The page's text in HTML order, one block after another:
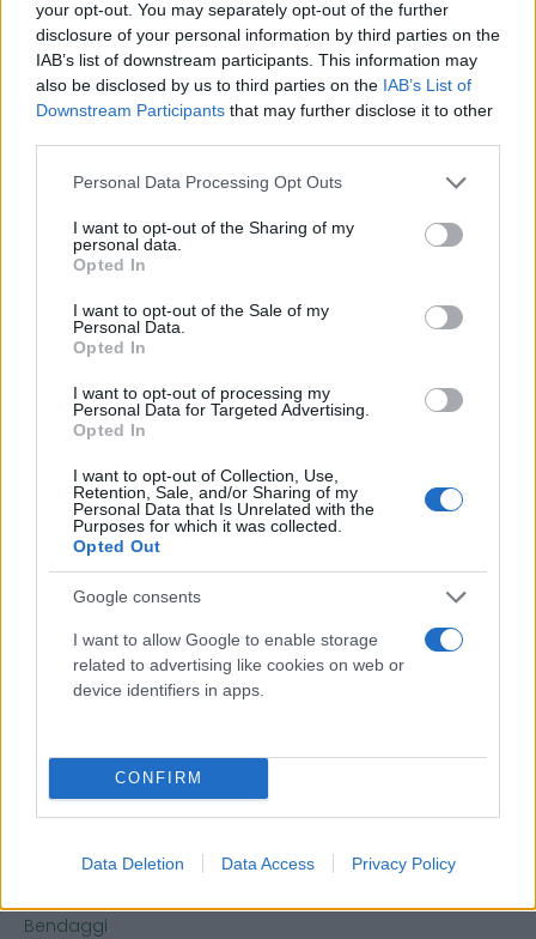
your opt-out. You may separately opt-out of the further
disclosure of your personal information by third parties on the
IAB’s list of downstream participants. This information may
also be disclosed by us to third parties on the IAB’s List of
Downstream Participants that may further disclose it to other
Please note that this website/app uses one or more Google
not limited to your visit or usage behaviour. You may click to
grant or deny consent to Google and its third-party tags to
use your data for below specified purposes in below Google
consent section.
Personal Data Processing Opt Outs
I want to opt-out of the Sharing of my
personal data.
Opted In
I want to opt-out of the Sale of my
Personal Data.
Opted In
I want to opt-out of processing my
Personal Data for Targeted Advertising.
Opted In
I want to opt-out of Collection, Use,
Retention, Sale, and/or Sharing of my
Personal Data that Is Unrelated with the
Purposes for which it was collected.
Opted Out
Google consents
I want to allow Google to enable storage
related to advertising like cookies on web or
device identifiers in apps.
CONFIRM
Data Deletion Data Access Privacy Policy
x 9,14mt - PHARMAFIORE
Cerotto in carta ipoallergenico e privo di lattice,
ideale per la cute delicata. Non lascia...
( 0 recensioni )
Categorie
Abbigliamento e protezione
Abbigliamento professionale
Accessori per carrozzine, comode e presidi
Mascherine igieniche e tampone antigenico
Bendaggi